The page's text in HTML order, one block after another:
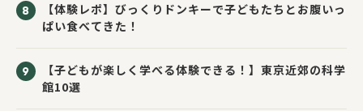
【体験レポ】びっくりドンキーで子どもたちとお腹いっ
ぱい食べてきた！
【子どもが楽しく学べる体験できる！】東京近郊の科学
館10選